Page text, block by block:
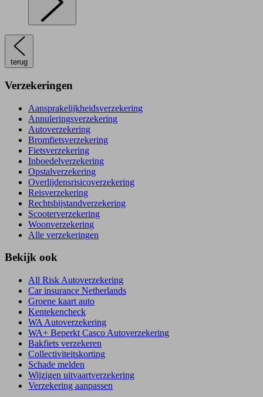
terug
Verzekeringen
Aansprakelijkheidsverzekering
Annuleringsverzekering
Autoverzekering
Bromfietsverzekering
Fietsverzekering
Inboedelverzekering
Opstalverzekering
Overlijdensrisicoverzekering
Reisverzekering
Rechtsbijstandverzekering
Scooterverzekering
Woonverzekering
Alle verzekeringen
Bekijk ook
All Risk Autoverzekering
Car insurance Netherlands
Groene kaart auto
Kentekencheck
WA Autoverzekering
WA+ Beperkt Casco Autoverzekering
Bakfiets verzekeren
Collectiviteitskorting
Schade melden
Wijzigen uitvaartverzekering
Verzekering aanpassen